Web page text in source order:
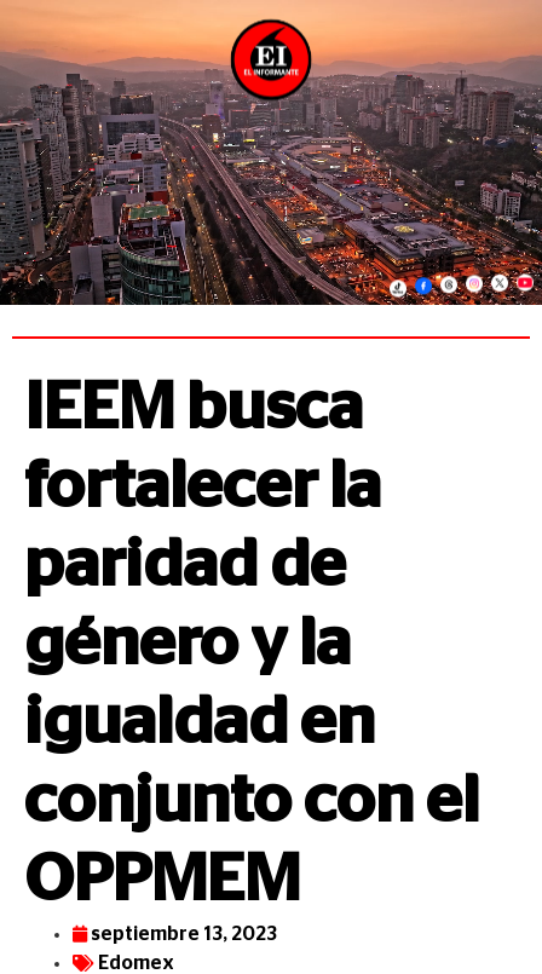
IEEM busca
fortalecer la
paridad de
género y la
igualdad en
conjunto con el
OPPMEM
septiembre 13, 2023
Edomex